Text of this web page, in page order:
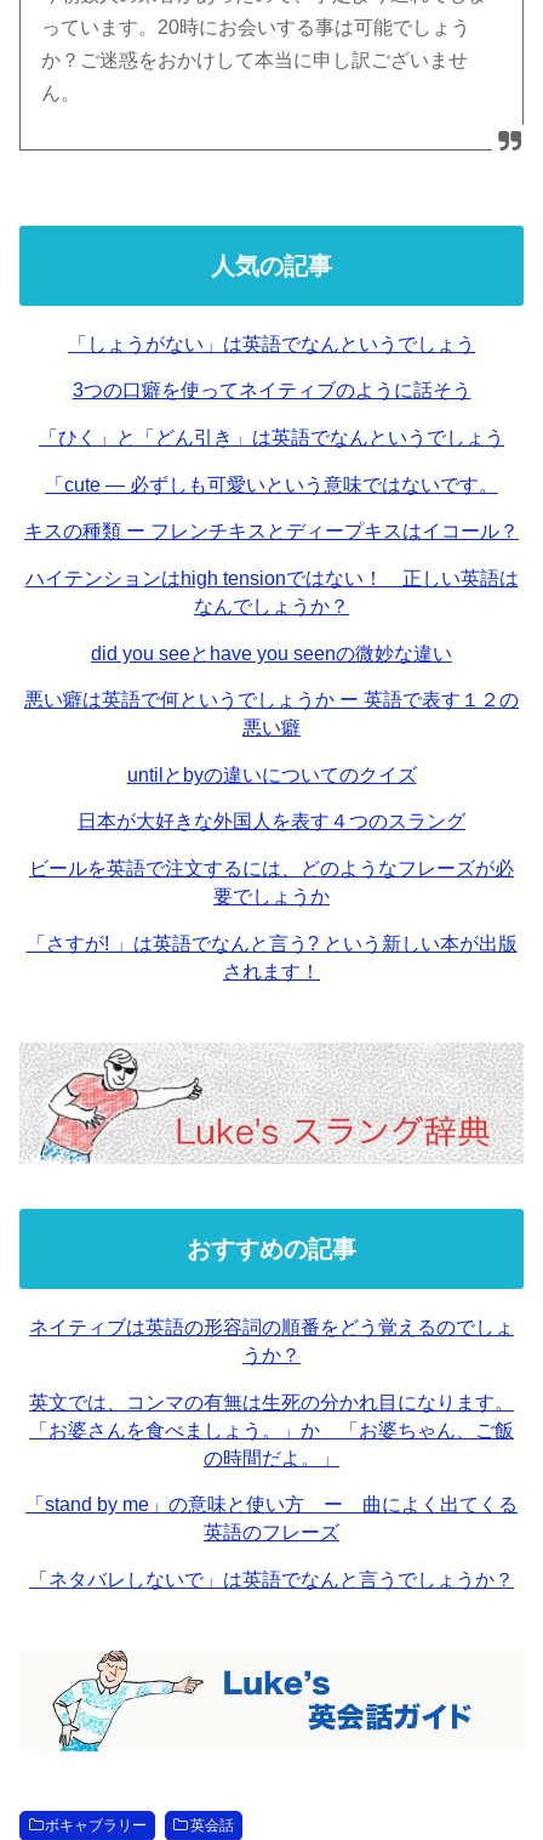
っています。20時にお会いする事は可能でしょう
か？ご迷惑をおかけして本当に申し訳ございませ
ん。
人気の記事
「しょうがない」は英語でなんというでしょう
3つの口癖を使ってネイティブのように話そう
「ひく」と「どん引き」は英語でなんというでしょう
「cute — 必ずしも可愛いという意味ではないです。
キスの種類 ー フレンチキスとディープキスはイコール？
ハイテンションはhigh tensionではない！ 正しい英語は
なんでしょうか？
did you seeとhave you seenの微妙な違い
悪い癖は英語で何というでしょうか ー 英語で表す１２の
悪い癖
untilとbyの違いについてのクイズ
日本が大好きな外国人を表す４つのスラング
ビールを英語で注文するには、どのようなフレーズが必
要でしょうか
「さすが! 」は英語でなんと言う? という新しい本が出版
されます！
おすすめの記事
ネイティブは英語の形容詞の順番をどう覚えるのでしょ
うか？
英文では、コンマの有無は生死の分かれ目になります。
「お婆さんを食べましょう。」か 「お婆ちゃん、ご飯
の時間だよ。」
「stand by me」の意味と使い方 ー 曲によく出てくる
英語のフレーズ
「ネタバレしないで」は英語でなんと言うでしょうか？
ボキャブラリー 英会話